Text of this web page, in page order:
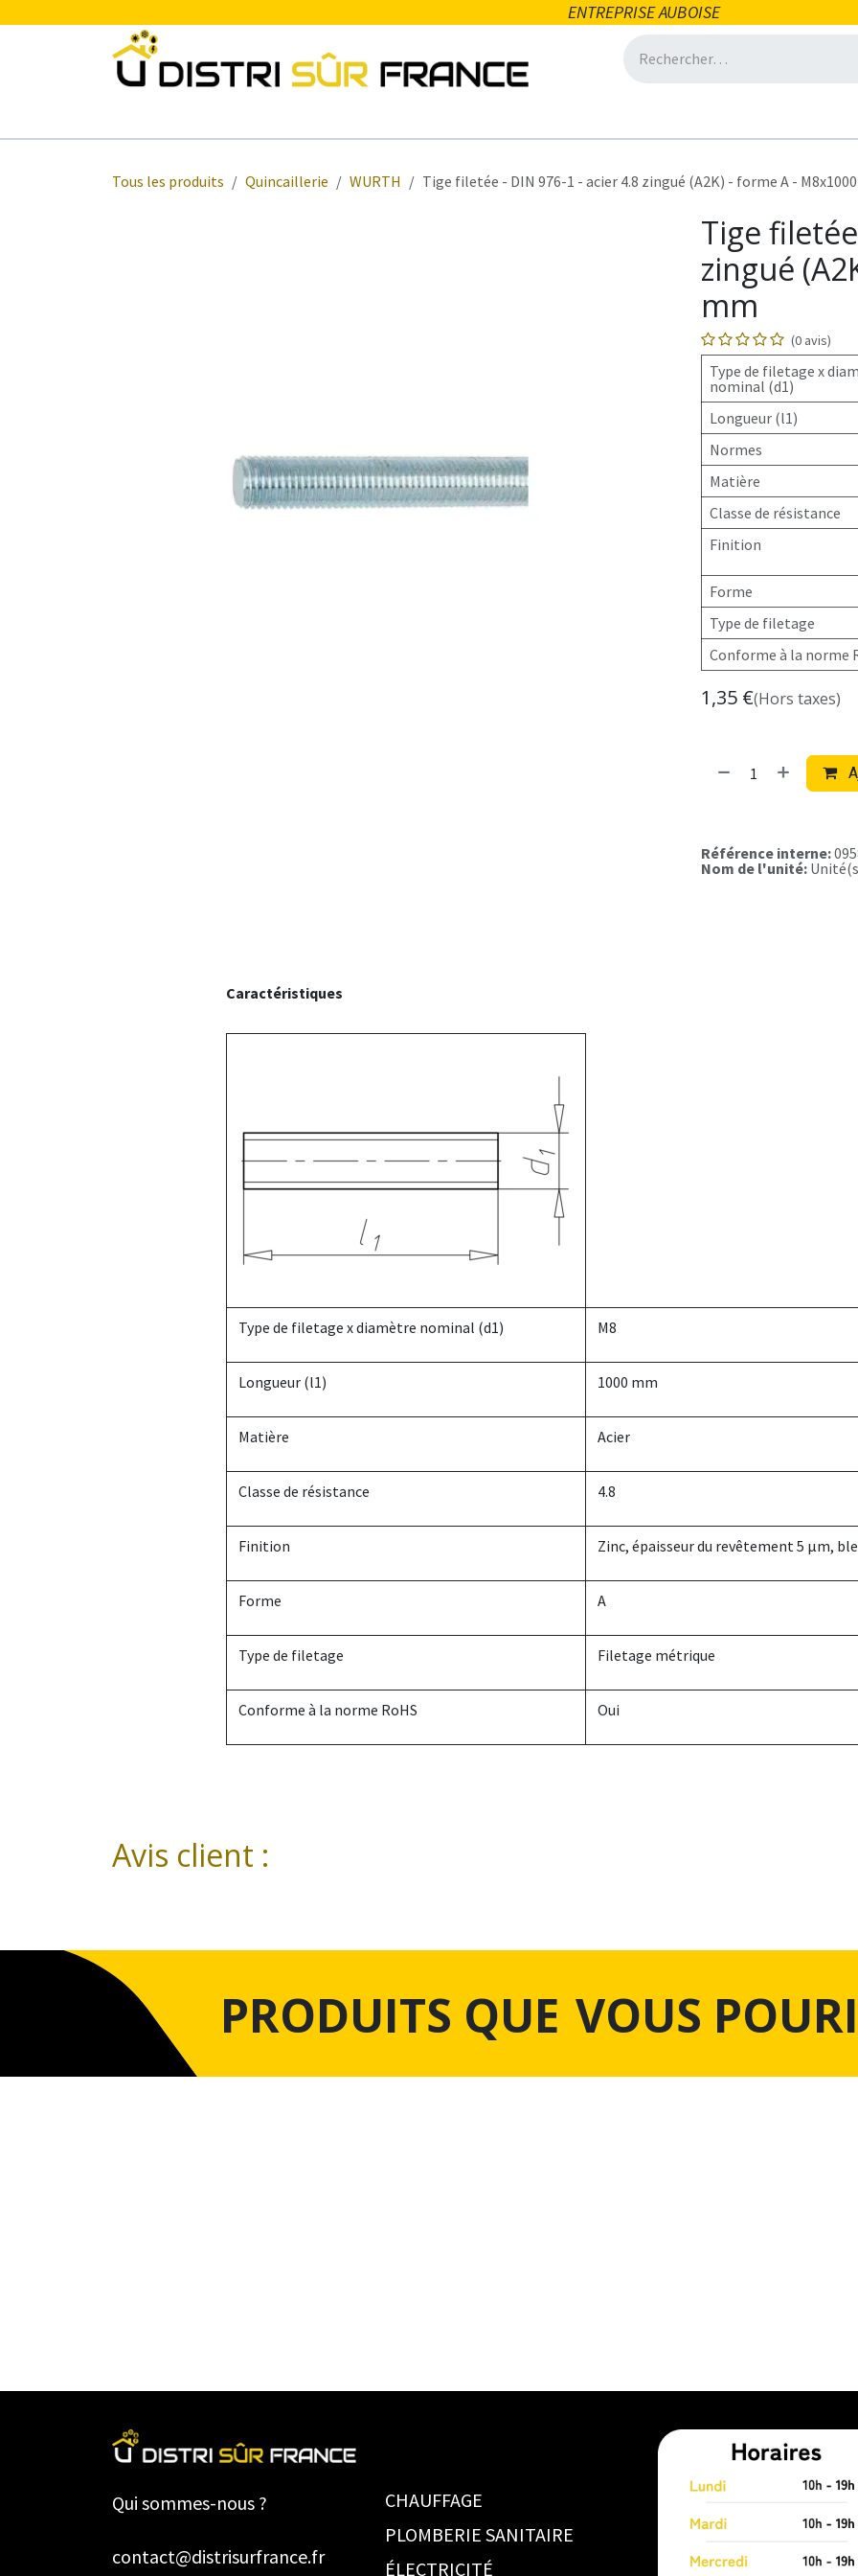
ENTREPRISE AUBOISE
Tous les produits Quincaillerie WURTH Tige filetée - DIN 976-1 - acier 4.8 zingué (A2K) - forme A -
Tige
zingué
mm
(0 avis)
Type de filetage x
nominal (d1)
Longueur (l1)
Normes
Matière
Classe de résistance
Finition
Forme
Type de filetage
Conforme à la norme
1,35 €(Hors taxes)
Référence interne:
Nom de l'unité:
Caractéristiques
Type de filetage x diamètre nominal (d1) M8
Longueur (l1) 1000 mm
Matière Acier
Classe de résistance 4.8
Finition Zinc, épaisseur du revêtement 5 µm,
Forme A
Type de filetage Filetage métrique
Conforme à la norme RoHS Oui
Avis client :
PRODUITS QUE VOUS
Qui sommes-nous ?
contact@distrisurfrance.fr
CHAUFFAGE
PLOMBERIE SANITAIRE
ÉLECTRICITÉ